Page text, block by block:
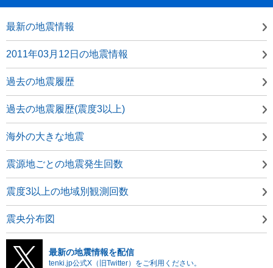
最新の地震情報
2011年03月12日の地震情報
過去の地震履歴
過去の地震履歴(震度3以上)
海外の大きな地震
震源地ごとの地震発生回数
震度3以上の地域別観測回数
震央分布図
最新の地震情報を配信
tenki.jp公式X（旧Twitter）をご利用ください。